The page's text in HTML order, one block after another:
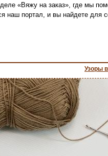
«Вяжу на заказ», где мы
наш портал, и вы найдете для
Узоры